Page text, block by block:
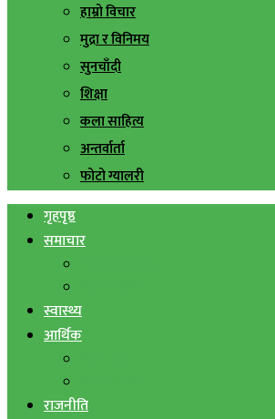
हाम्रो विचार
मुद्रा र विनिमय
सुनचाँदी
शिक्षा
कला साहित्य
अन्तर्वार्ता
फोटो ग्यालरी
गृहपृष्ठ
समाचार
स्वास्थ्य
आर्थिक
राजनीति